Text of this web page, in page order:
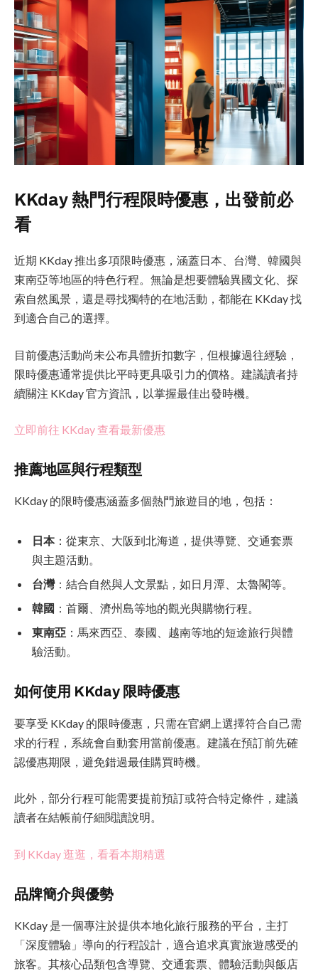
KKday 熱門行程限時優惠，出發前必
看
近期 KKday 推出多項限時優惠，涵蓋日本、台灣、韓國與
東南亞等地區的特色行程。無論是想要體驗異國文化、探
索自然風景，還是尋找獨特的在地活動，都能在 KKday 找
到適合自己的選擇。
目前優惠活動尚未公布具體折扣數字，但根據過往經驗，
限時優惠通常提供比平時更具吸引力的價格。建議讀者持
續關注 KKday 官方資訊，以掌握最佳出發時機。
立即前往 KKday 查看最新優惠
推薦地區與行程類型
KKday 的限時優惠涵蓋多個熱門旅遊目的地，包括：
日本：從東京、大阪到北海道，提供導覽、交通套票
與主題活動。
台灣：結合自然與人文景點，如日月潭、太魯閣等。
韓國 ：首爾、濟州島等地的觀光與購物行程。
東南亞 ：馬來西亞、泰國、越南等地的短途旅行與體
驗活動。
如何使用 KKday 限時優惠
要享受 KKday 的限時優惠，只需在官網上選擇符合自己需
求的行程，系統會自動套用當前優惠。建議在預訂前先確
認優惠期限，避免錯過最佳購買時機。
此外，部分行程可能需要提前預訂或符合特定條件，建議
讀者在結帳前仔細閱讀說明。
到 KKday 逛逛，看看本期精選
品牌簡介與優勢
KKday 是一個專注於提供本地化旅行服務的平台，主打
「深度體驗」導向的行程設計，適合追求真實旅遊感受的
旅客。其核心品類包含導覽、交通套票、體驗活動與飯店